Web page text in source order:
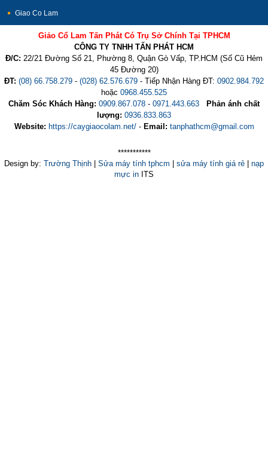
Giao Co Lam
Giảo Cổ Lam Tấn Phát Có Trụ Sở Chính Tại TPHCM
CÔNG TY TNHH TẤN PHÁT HCM
Đ/C: 22/21 Đường Số 21, Phường 8, Quận Gò Vấp, TP.HCM (Số Cũ Hẻm
45 Đường 20)
ĐT: (08) 66.758.279 - (028) 62.576.679 - Tiếp Nhận Hàng ĐT: 0902.984.792
hoặc 0968.455.525
Chăm Sóc Khách Hàng: 0909.867.078 - 0971.443.663
Phản ánh chất
lượng: 0936.833.863
Website: https://caygiaocolam.net/- Email: tanphathcm@gmail.com
***********
Design by: Trường Thịnh Sửa máy tính tphcm sửa máy tính giá rẻ
nạp
mực in ITS